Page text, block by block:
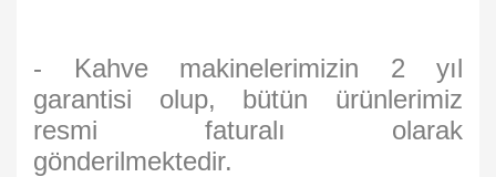
- Kahve makinelerimizin 2 yıl
garantisi olup, bütün ürünlerimiz
resmi faturalı olarak
gönderilmektedir.